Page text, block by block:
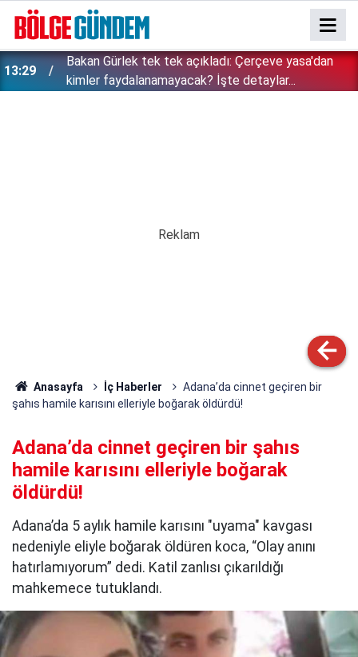
13:29
Bakan Gürlek tek tek açıkladı: Çerçeve yasa'dan
kimler faydalanamayacak? İşte detaylar...
Anasayfa İç Haberler
Adana’da cinnet geçiren bir
şahıs hamile karısını elleriyle boğarak öldürdü!
Adana’da cinnet geçiren bir şahıs
hamile karısını elleriyle boğarak
öldürdü!
Adana’da 5 aylık hamile karısını "uyama" kavgası
nedeniyle eliyle boğarak öldüren koca, “Olay anını
hatırlamıyorum” dedi. Katil zanlısı çıkarıldığı
mahkemece tutuklandı.